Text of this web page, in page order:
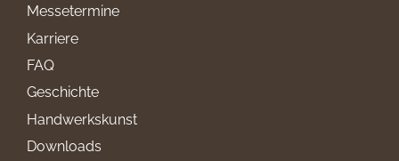
Messetermine
Karriere
FAQ
Geschichte
Handwerkskunst
Downloads